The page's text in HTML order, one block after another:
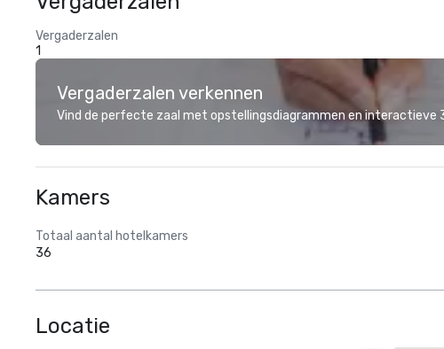
Vergaderzalen
1
Vergaderzalen verkennen
Vind de perfecte zaal met opstellingsdiagrammen en interactieve
Kamers
Totaal aantal hotelkamers
36
Locatie